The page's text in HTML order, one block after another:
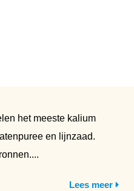
het meeste kalium
en lijnzaad.
Lees meer